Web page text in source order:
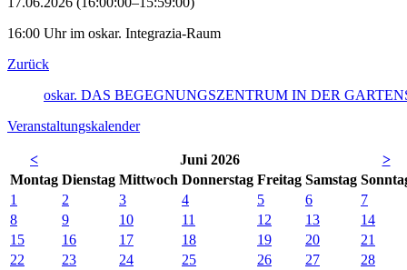
16:00 Uhr im oskar. Integrazia-Raum
Zurück
oskar. DAS BEGEGNUNGSZENTRUM IN DER
Veranstaltungskalender
< Juni 2026
>
Montag Dienstag Mittwoch Donnerstag Freitag Samstag So
1
2 3 4 5 6
7
8
9 10 11 12 13
14
15
16 17 18 19 20
21
22
23 24 25 26 27
28